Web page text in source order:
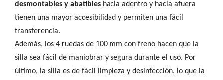
desmontables y abatibles hacia adentro y hacia afuera
tienen una mayor accesibilidad y permiten una fácil
transferencia.
Además, los 4 ruedas de 100 mm con freno hacen que la
silla sea fácil de maniobrar y segura durante el uso. Por
último, la silla es de fácil limpieza y desinfección, lo que la